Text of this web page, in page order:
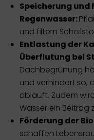
Speicherung und
Regenwasser:
und filtern
Entlastung der
Überflutung bei
Dachbegrünung
und verhindert so,
abläuft. Zudem
Wasser ein
Förderung der
schaffen